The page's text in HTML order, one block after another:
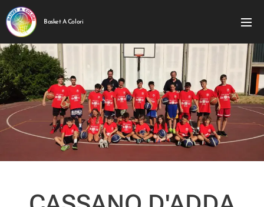
Basket A Colori